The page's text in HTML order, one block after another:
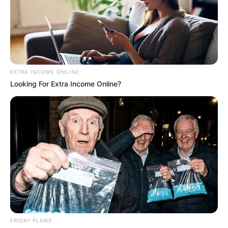
της ταινίας...
Email address:
EXTRA INCOME ONLINE
Looking For Extra Income Online?
FRIDAY PLANS